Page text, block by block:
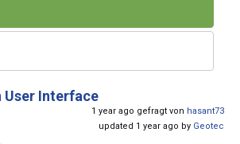
User Interface
1 year ago gefragt von hasant73
updated 1 year ago by Geotec